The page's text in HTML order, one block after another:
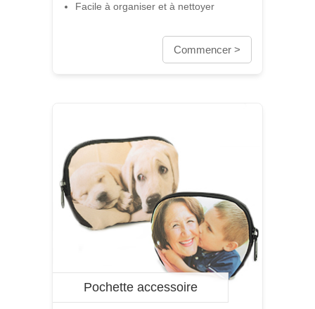
Facile à organiser et à nettoyer
Commencer >
Pochette accessoire